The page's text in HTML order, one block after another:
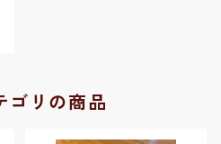
ゴリの商品